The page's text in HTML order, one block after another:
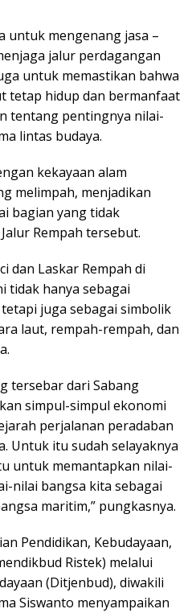
untuk mengenang jasa –
jalur perdagangan
untuk memastikan bahwa
tetap hidup dan bermanfaat
tentang pentingnya nilai-
lintas budaya.
kekayaan alam
melimpah, menjadikan
bagian yang tidak
Rempah tersebut.
dan Laskar Rempah di
tidak hanya sebagai
juga sebagai simbolik
laut, rempah-rempah, dan
tersebar dari Sabang
simpul-simpul ekonomi
perjalanan peradaban
Untuk itu sudah selayaknya
untuk memantapkan nilai-
nilai bangsa kita sebagai
maritim,” pungkasnya.
Pendidikan, Kebudayaan,
Ristek) melalui
(Ditjenbud), diwakili
Siswanto menyampaikan